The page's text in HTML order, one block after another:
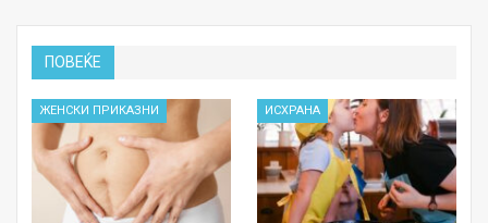
ПОВЕЌЕ
ЖЕНСКИ ПРИКАЗНИ ИСХРАНА